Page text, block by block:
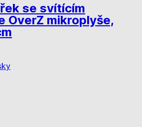
se svítícím
OverZ mikroplyše,